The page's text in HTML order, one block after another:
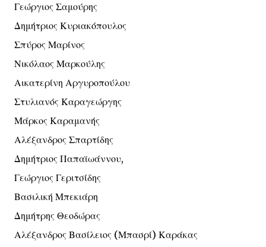
Γεώργιος Σαμούρης
Δημήτριος Κυριακόπουλος
Σπύρος Μαρίνος
Νικόλαος Μαρκούλης
Αικατερίνη Αργυροπούλου
Στυλιανός Καραγεώργης
Μάρκος Καραμανής
Αλέξανδρος Σπαρτίδης
Δημήτριος Παπαϊωάννου,
Γεώργιος Γεριτσίδης
Βασιλική Μπεκιάρη
Δημήτρης Θεοδώρας
Αλέξανδρος Βασίλειος (Μπασρί) Καράκας